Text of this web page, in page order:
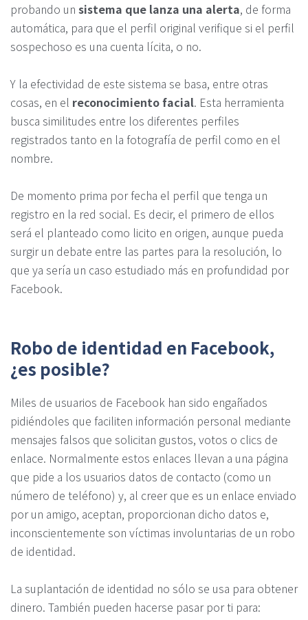
probando un sistema que lanza una alerta, de forma
automática, para que el perfil original verifique si el perfil
sospechoso es una cuenta lícita, o no.
Y la efectividad de este sistema se basa, entre otras
cosas, en el reconocimiento facial. Esta herramienta
busca similitudes entre los diferentes perfiles
registrados tanto en la fotografía de perfil como en el
nombre.
De momento prima por fecha el perfil que tenga un
registro en la red social. Es decir, el primero de ellos
será el planteado como licito en origen, aunque pueda
surgir un debate entre las partes para la resolución, lo
que ya sería un caso estudiado más en profundidad por
Facebook.
Robo de identidad en Facebook,
¿es posible?
Miles de usuarios de Facebook han sido engañados
pidiéndoles que faciliten información personal mediante
mensajes falsos que solicitan gustos, votos o clics de
enlace. Normalmente estos enlaces llevan a una página
que pide a los usuarios datos de contacto (como un
número de teléfono) y, al creer que es un enlace enviado
por un amigo, aceptan, proporcionan dicho datos e,
inconscientemente son víctimas involuntarias de un robo
de identidad.
La suplantación de identidad no sólo se usa para obtener
dinero. También pueden hacerse pasar por ti para: